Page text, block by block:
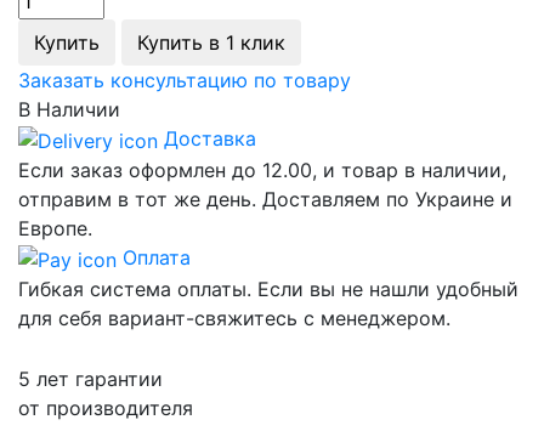
Купить
Купить в 1 клик
Заказать консультацию по товару
В Наличии
Доставка
Если заказ оформлен до 12.00, и товар в наличии,
отправим в тот же день. Доставляем по Украине и
Европе.
Оплата
Гибкая система оплаты. Если вы не нашли удобный
для себя вариант-свяжитесь с менеджером.
5 лет гарантии
от производителя